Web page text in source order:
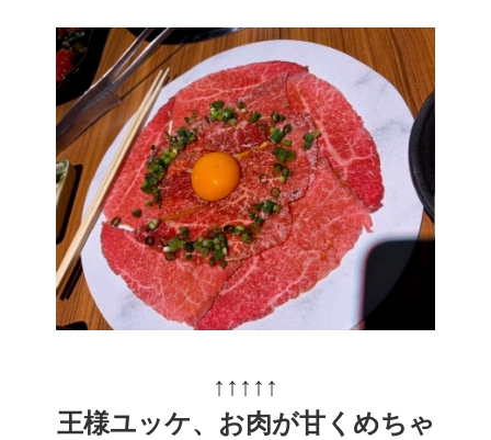
↑↑↑↑↑
王様ユッケ、お肉が甘くめちゃ